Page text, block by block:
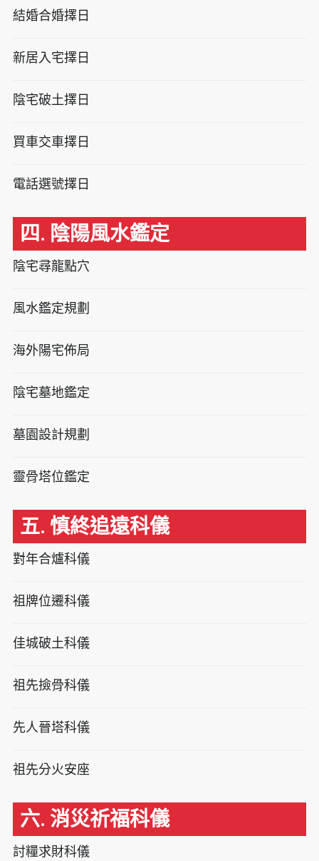
結婚合婚擇日
新居入宅擇日
陰宅破土擇日
買車交車擇日
電話選號擇日
四. 陰陽風水鑑定
陰宅尋龍點穴
風水鑑定規劃
海外陽宅佈局
陰宅墓地鑑定
墓園設計規劃
靈骨塔位鑑定
五. 慎終追遠科儀
對年合爐科儀
祖牌位遷科儀
佳城破土科儀
祖先撿骨科儀
先人晉塔科儀
祖先分火安座
六. 消災祈福科儀
討糧求財科儀